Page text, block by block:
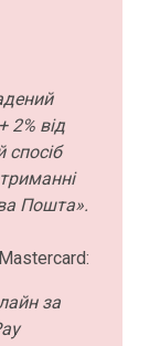
2% від
Пошта».
за